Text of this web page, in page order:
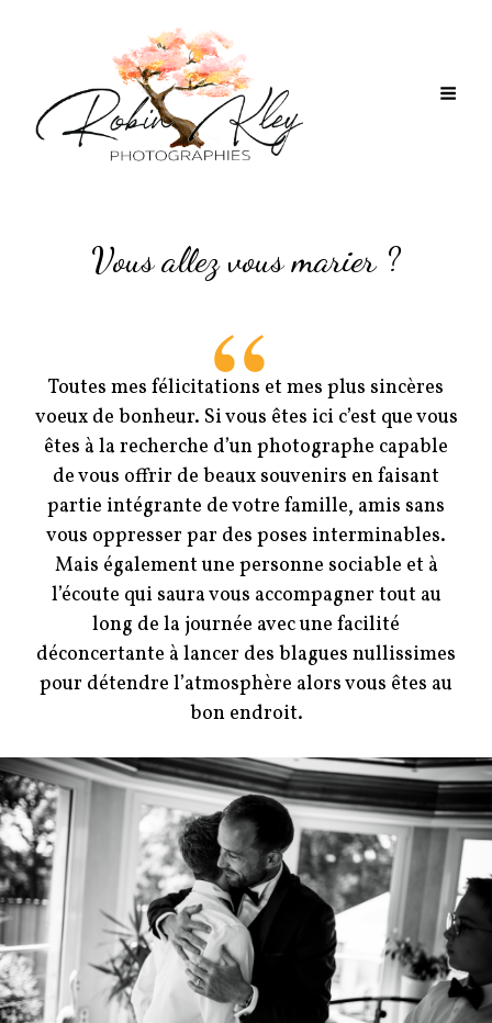
Vous allez vous marier ?
Toutes mes félicitations et mes plus sincères
voeux de bonheur. Si vous êtes ici c’est que vous
êtes à la recherche d’un photographe capable
de vous offrir de beaux souvenirs en faisant
partie intégrante de votre famille, amis sans
vous oppresser par des poses interminables.
Mais également une personne sociable et à
l’écoute qui saura vous accompagner tout au
long de la journée avec une facilité
déconcertante à lancer des blagues nullissimes
pour détendre l’atmosphère alors vous êtes au
bon endroit.